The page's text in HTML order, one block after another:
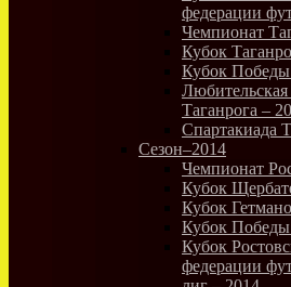
федерации
Чемпионат
Кубок
Кубок Победы
Таганрога –
Спартакиада
Сезон–2014
Чемпионат
Кубок
Кубок
Кубок Победы
Кубок
федерации